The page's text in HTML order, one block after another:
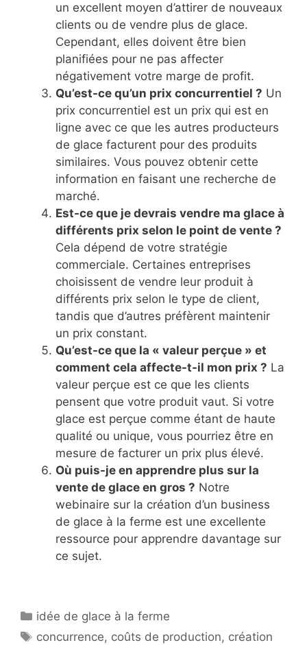
un excellent moyen d’attirer de nouveaux
clients ou de vendre plus de glace.
Cependant, elles doivent être bien
planifiées pour ne pas affecter
négativement votre marge de profit.
Qu’est-ce qu’un prix concurrentiel ? Un
prix concurrentiel est un prix qui est en
ligne avec ce que les autres producteurs
de glace facturent pour des produits
similaires. Vous pouvez obtenir cette
information en faisant une recherche de
marché.
Est-ce que je devrais vendre ma glace à
différents prix selon le point de vente ?
Cela dépend de votre stratégie
commerciale. Certaines entreprises
choisissent de vendre leur produit à
différents prix selon le type de client,
tandis que d’autres préfèrent maintenir
un prix constant.
Qu’est-ce que la « valeur perçue » et
comment cela affecte-t-il mon prix ? La
valeur perçue est ce que les clients
pensent que votre produit vaut. Si votre
glace est perçue comme étant de haute
qualité ou unique, vous pourriez être en
mesure de facturer un prix plus élevé.
Où puis-je en apprendre plus sur la
vente de glace en gros ? Notre
webinaire sur la création d’un business
de glace à la ferme est une excellente
ressource pour apprendre davantage sur
ce sujet.
Catégories
idée de glace à la ferme
Étiquettes
concurrence, coûts de production, création